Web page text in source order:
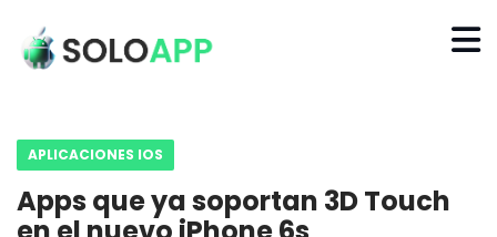
APLICACIONES IOS
Apps que ya soportan 3D Touch